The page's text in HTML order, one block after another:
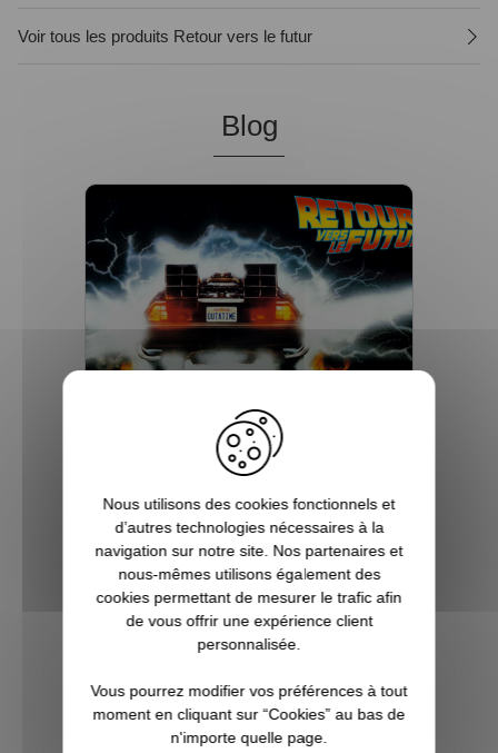
Voir tous les produits Retour vers le futur
Blog
Pourquoi la saga Retour vers
le futur a-t-elle rencontré un
si grand succès ?
Les années 80 à 90 furent une période
prolifique pour l'industrie du cinéma. En
effet, durant toutes ces années, de
nombreux films cultes firent leur apparition
nouveaux et dont de nombreux film...
Nous utilisons des cookies fonctionnels et
d’autres technologies nécessaires à la
navigation sur notre site. Nos partenaires et
nous-mêmes utilisons également des
cookies permettant de mesurer le trafic afin
de vous offrir une expérience client
personnalisée.
Vous pourrez modifier vos préférences à tout
moment en cliquant sur “Cookies” au bas de
n'importe quelle page.